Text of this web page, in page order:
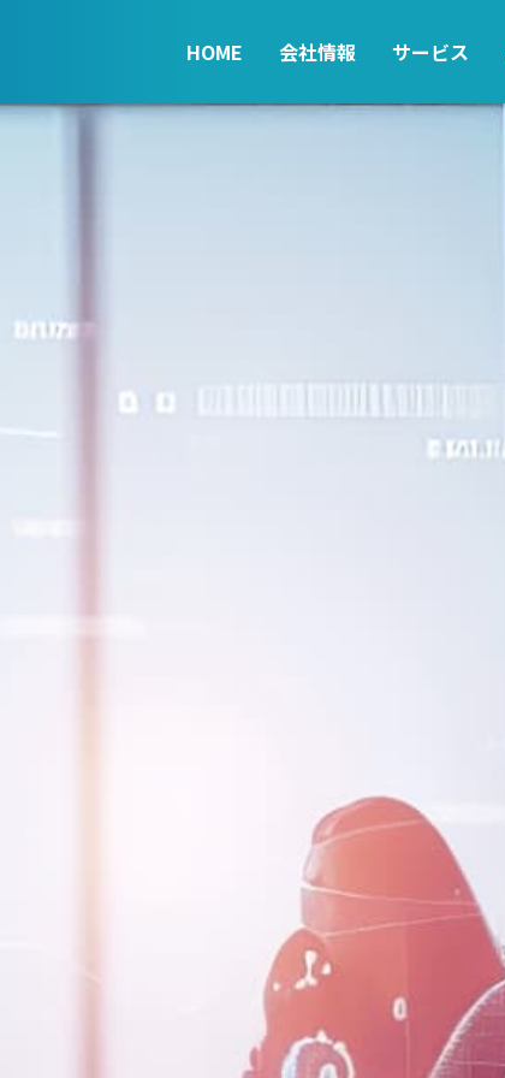
HOME 会社情報 サービス